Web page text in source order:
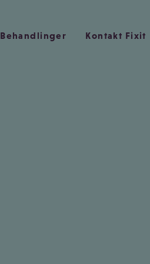
Behandlinger Kontakt Fixit